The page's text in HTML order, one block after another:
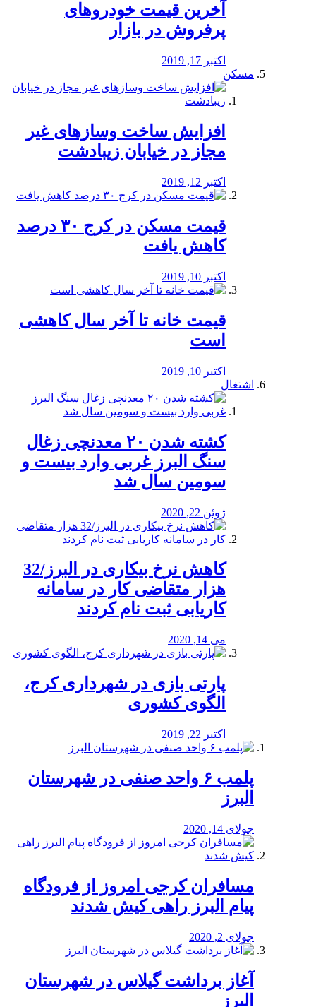
آخرین قیمت خودرو‌های
پرفروش در بازار
اکتبر 17, 2019
مسکن
افزایش ساخت وسازهای غیر
مجاز در خیابان زیبادشت
اکتبر 12, 2019
️قیمت مسکن در کرج ۳۰ درصد
کاهش یافت
اکتبر 10, 2019
قیمت خانه تا آخر سال کاهشی
است
اکتبر 10, 2019
اشتغال
کشته شدن ۲۰ معدنچی زغال
سنگ البرز غربی وارد بیست و
سومین سال شد
ژوئن 22, 2020
کاهش نرخ بیکاری در البرز/32
هزار متقاضی کار در سامانه
کاریابی ثبت نام کردند
می 14, 2020
پارتی بازی در شهرداری کرج،
الگوی کشوری
اکتبر 22, 2019
پلمب ۶ واحد صنفی در شهرستان
البرز
جولای 14, 2020
مسافران کرجی امروز از فرودگاه
پیام البرز راهی کیش شدند
جولای 2, 2020
آغاز برداشت گیلاس در شهرستان
البرز